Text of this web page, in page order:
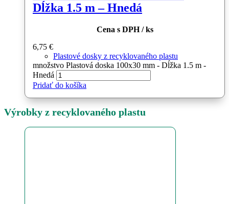
Dĺžka 1.5 m – Hnedá
Cena s DPH / ks
6,75 €
Plastové dosky z recyklovaného plastu
množstvo Plastová doska 100x30 mm - Dĺžka 1.5 m -
Hnedá
Pridať do košíka
Výrobky z recyklovaného plastu